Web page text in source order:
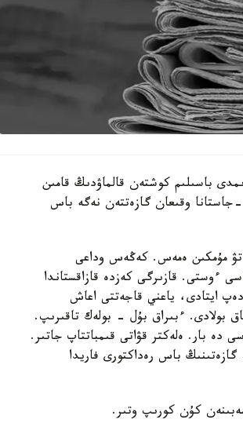
باسىلىم كوشتەن قالماۋدىڭ قامىن
وقىعان گازەتتەن نەگە باس
مۇمكىن ەمەس. كەڭەس وداعى
ءوستى. قازىرگى كەزدە قازاقستاندا
ايتادى، ياعني قاجەتتى اعاش
بولادى. ءبىراق بۇل - بولەك تاقىرىپ.
دە بار. ەلەكتر قۋاتى قىمباتتاپ جاتىر.
باس رەداكتورى فاريدا
كۇن كورىپ وتىر.